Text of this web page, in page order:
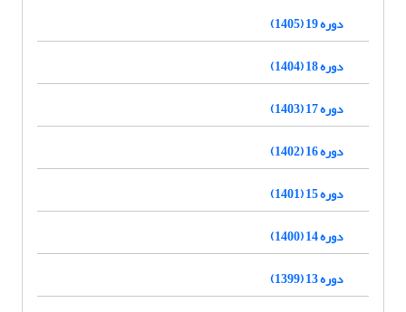
دوره 19 (1405)
دوره 18 (1404)
دوره 17 (1403)
دوره 16 (1402)
دوره 15 (1401)
دوره 14 (1400)
دوره 13 (1399)